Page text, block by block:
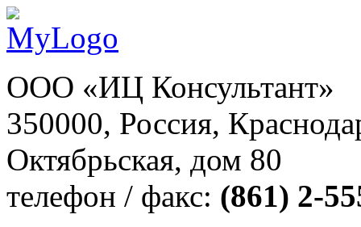
ООО «ИЦ Консультант»
350000, Россия,
Октябрьская, дом 80
телефон / факс: (861) 2-